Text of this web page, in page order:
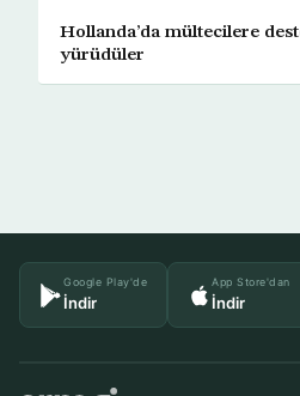
Hollanda’da mültecilere
yürüdüler
Google Play'de
İndir
App Store'dan
İndir